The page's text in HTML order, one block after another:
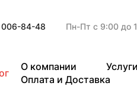
84-48 Пн-Пт с 9:00 до
О компании Услуги
Оплата и Доставка